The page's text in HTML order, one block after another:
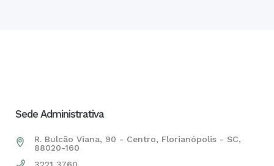
Sede Administrativa
R. Bulcão Viana, 90 - Centro, Florianópolis - SC,
88020-160